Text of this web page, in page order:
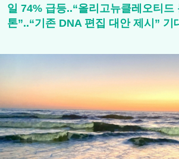
일 74% 급등..“올리고뉴클레오티드
톤”..“기존 DNA 편집 대안 제시” 기